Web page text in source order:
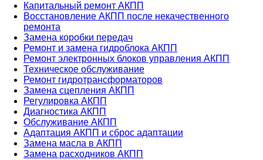
Капитальный ремонт АКПП
Восстановление АКПП после некачественного
ремонта
Замена коробки передач
Ремонт и замена гидроблока АКПП
Ремонт электронных блоков управления АКПП
Техническое обслуживание
Ремонт гидротрансформаторов
Замена сцепления АКПП
Регулировка АКПП
Диагностика АКПП
Обслуживание АКПП
Адаптация АКПП и сброс адаптации
Замена масла в АКПП
Замена расходников АКПП